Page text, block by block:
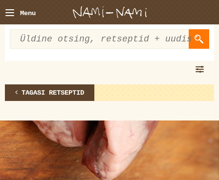
Menu
TAGASI RETSEPTID